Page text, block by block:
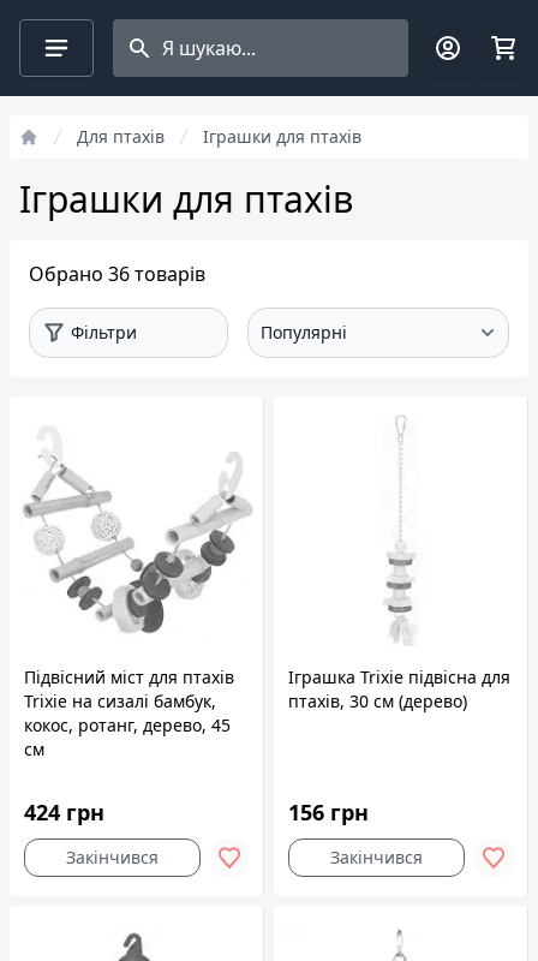
Search projects
Для птахів Іграшки для птахів
Іграшки для птахів
Обрано 36 товарів
Фільтри
Фільтри
Підвісний міст для птахів
Trixie на сизалі бамбук,
кокос, ротанг, дерево, 45
см
424 грн
Закінчився
Іграшка Trixie підвісна для
птахів, 30 см (дерево)
156 грн
Закінчився